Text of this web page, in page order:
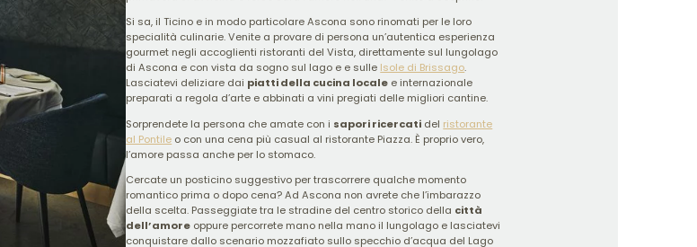
Si sa, il Ticino e in modo particolare Ascona sono rinomati per le loro
specialità culinarie. Venite a provare di persona un’autentica esperienza
gourmet negli accoglienti ristoranti del Vista, direttamente sul lungolago
di Ascona e con vista da sogno sul lago e e sulle Isole di Brissago.
Lasciatevi deliziare dai piatti della cucina locale e internazionale
preparati a regola d’arte e abbinati a vini pregiati delle migliori cantine.
Sorprendete la persona che amate con i sapori ricercati del ristorante
al Pontile o con una cena più casual al ristorante Piazza. È proprio vero,
l’amore passa anche per lo stomaco.
Cercate un posticino suggestivo per trascorrere qualche momento
romantico prima o dopo cena? Ad Ascona non avrete che l’imbarazzo
della scelta. Passeggiate tra le stradine del centro storico della città
dell’amore oppure percorrete mano nella mano il lungolago e lasciatevi
conquistare dallo scenario mozzafiato sullo specchio d’acqua del Lago